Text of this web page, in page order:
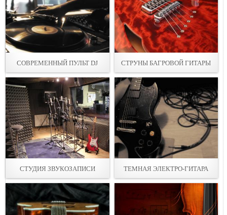
СОВРЕМЕННЫЙ ПУЛЬТ DJ СТРУНЫ БАГРОВОЙ ГИТАРЫ
СТУДИЯ ЗВУКОЗАПИСИ ТЕМНАЯ ЭЛЕКТРО-ГИТАРА